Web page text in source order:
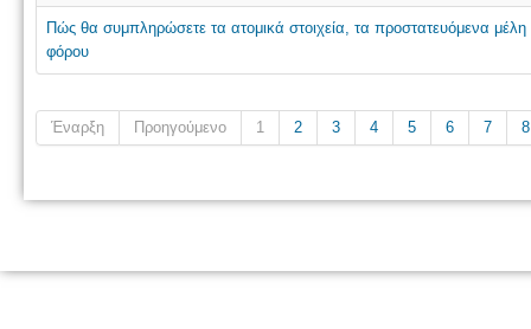
Πώς θα συμπληρώσετε τα ατομικά στοιχεία, τα προστατευόμενα μέλη
φόρου
Έναρξη Προηγούμενο 1 2 3 4 5 6 7 8